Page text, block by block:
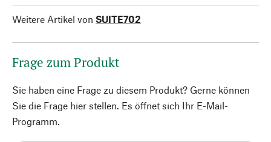
Weitere Artikel von SUITE702
Frage zum Produkt
Sie haben eine Frage zu diesem Produkt? Gerne können
Sie die Frage hier stellen. Es öffnet sich Ihr E-Mail-
Programm.